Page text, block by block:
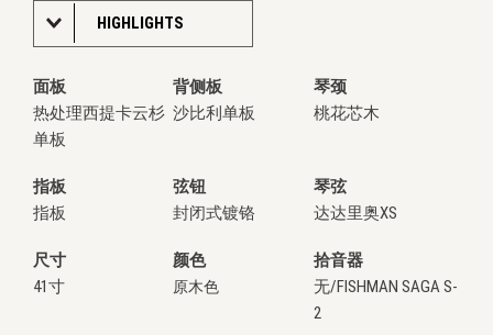
HIGHLIGHTS
面板 背侧板
琴颈
热处理西提卡云杉
单板
沙比利单板 桃花芯木
指板 弦钮
琴弦
指板
封闭式镀铬 达达里奥XS
尺寸 颜色
拾音器
41寸
原木色
无/FISHMAN SAGA S-
2